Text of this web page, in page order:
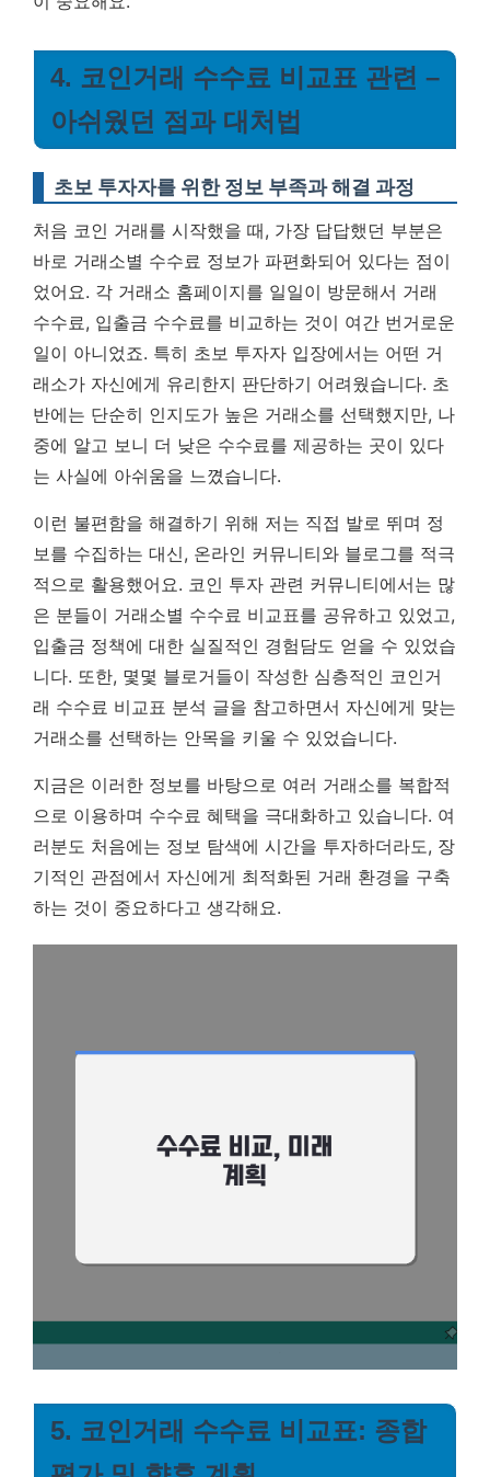
4. 코인거래 수수료 비교표 관련 –
아쉬웠던 점과 대처법
초보 투자자를 위한 정보 부족과 해결 과정
처음 코인 거래를 시작했을 때, 가장 답답했던 부분은
바로 거래소별 수수료 정보가 파편화되어 있다는 점이
었어요. 각 거래소 홈페이지를 일일이 방문해서 거래
수수료, 입출금 수수료를 비교하는 것이 여간 번거로운
일이 아니었죠. 특히 초보 투자자 입장에서는 어떤 거
래소가 자신에게 유리한지 판단하기 어려웠습니다. 초
반에는 단순히 인지도가 높은 거래소를 선택했지만, 나
중에 알고 보니 더 낮은 수수료를 제공하는 곳이 있다
는 사실에 아쉬움을 느꼈습니다.
이런 불편함을 해결하기 위해 저는 직접 발로 뛰며 정
보를 수집하는 대신, 온라인 커뮤니티와 블로그를 적극
적으로 활용했어요. 코인 투자 관련 커뮤니티에서는 많
은 분들이 거래소별 수수료 비교표를 공유하고 있었고,
입출금 정책에 대한 실질적인 경험담도 얻을 수 있었습
니다. 또한, 몇몇 블로거들이 작성한 심층적인 코인거
래 수수료 비교표 분석 글을 참고하면서 자신에게 맞는
거래소를 선택하는 안목을 키울 수 있었습니다.
지금은 이러한 정보를 바탕으로 여러 거래소를 복합적
으로 이용하며 수수료 혜택을 극대화하고 있습니다. 여
러분도 처음에는 정보 탐색에 시간을 투자하더라도, 장
기적인 관점에서 자신에게 최적화된 거래 환경을 구축
하는 것이 중요하다고 생각해요.
5. 코인거래 수수료 비교표: 종합